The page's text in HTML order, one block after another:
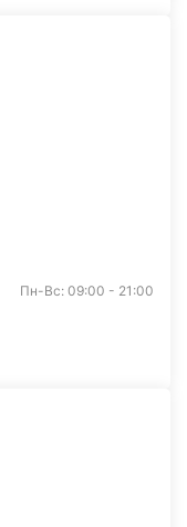
Пн-Вс: 09:00 - 21:00